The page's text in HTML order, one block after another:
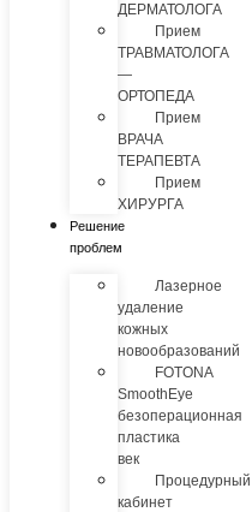
ДЕРМАТОЛОГА
Прием
ТРАВМАТОЛОГА
—
ОРТОПЕДА
Прием
ВРАЧА
ТЕРАПЕВТА
Прием
ХИРУРГА
Решение
проблем
Лазерное
удаление
кожных
новообразований
FOTONA
SmoothEye
безоперационная
пластика
век
Процедурный
кабинет